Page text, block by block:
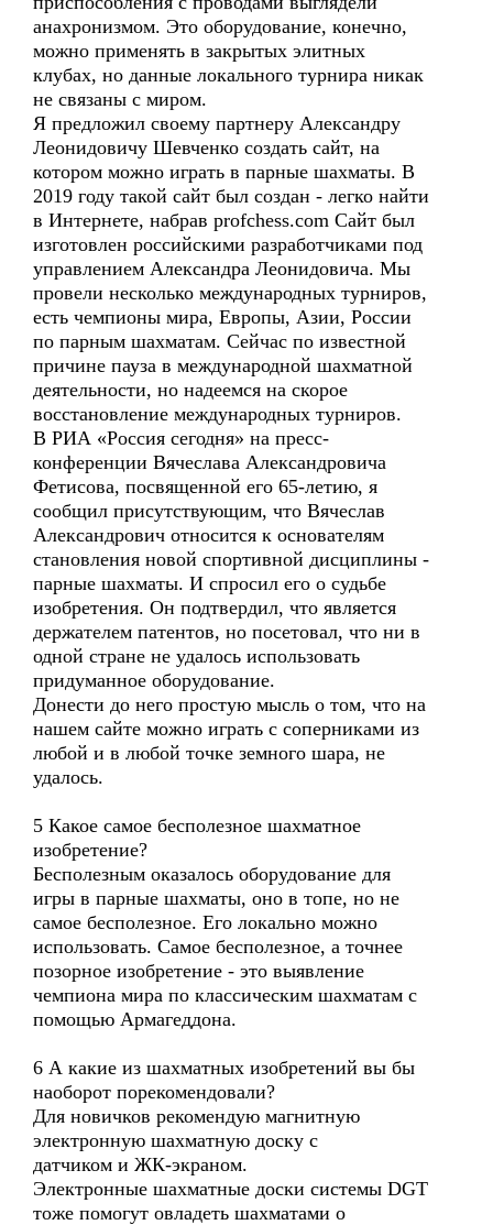
анахронизмом. Это оборудование, конечно,
можно применять в закрытых элитных
клубах, но данные локального турнира никак
не связаны с миром.
Я предложил своему партнеру Александру
Леонидовичу Шевченко создать сайт, на
котором можно играть в парные шахматы. В
2019 году такой сайт был создан - легко найти
в Интернете, набрав profchess.com Сайт был
изготовлен российскими разработчиками под
управлением Александра Леонидовича. Мы
провели несколько международных турниров,
есть чемпионы мира, Европы, Азии, России
по парным шахматам. Сейчас по известной
причине пауза в международной шахматной
деятельности, но надеемся на скорое
восстановление международных турниров.
В РИА «Россия сегодня» на пресс-
конференции Вячеслава Александровича
Фетисова, посвященной его 65-летию, я
сообщил присутствующим, что Вячеслав
Александрович относится к основателям
становления новой спортивной дисциплины -
парные шахматы. И спросил его о судьбе
изобретения. Он подтвердил, что является
держателем патентов, но посетовал, что ни в
одной стране не удалось использовать
придуманное оборудование.
Донести до него простую мысль о том, что на
нашем сайте можно играть с соперниками из
любой и в любой точке земного шара, не
удалось.
5 Какое самое бесполезное шахматное
изобретение?
Бесполезным оказалось оборудование для
игры в парные шахматы, оно в топе, но не
самое бесполезное. Его локально можно
использовать. Самое бесполезное, а точнее
позорное изобретение - это выявление
чемпиона мира по классическим шахматам с
помощью Армагеддона.
6 А какие из шахматных изобретений вы бы
наоборот порекомендовали?
Для новичков рекомендую магнитную
электронную шахматную доску с
датчиком и ЖК-экраном.
Электронные шахматные доски системы DGT
тоже помогут овладеть шахматами о